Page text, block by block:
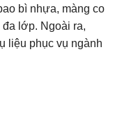
bì nhựa, màng co
lớp. Ngoài ra,
liệu phục vụ ngành